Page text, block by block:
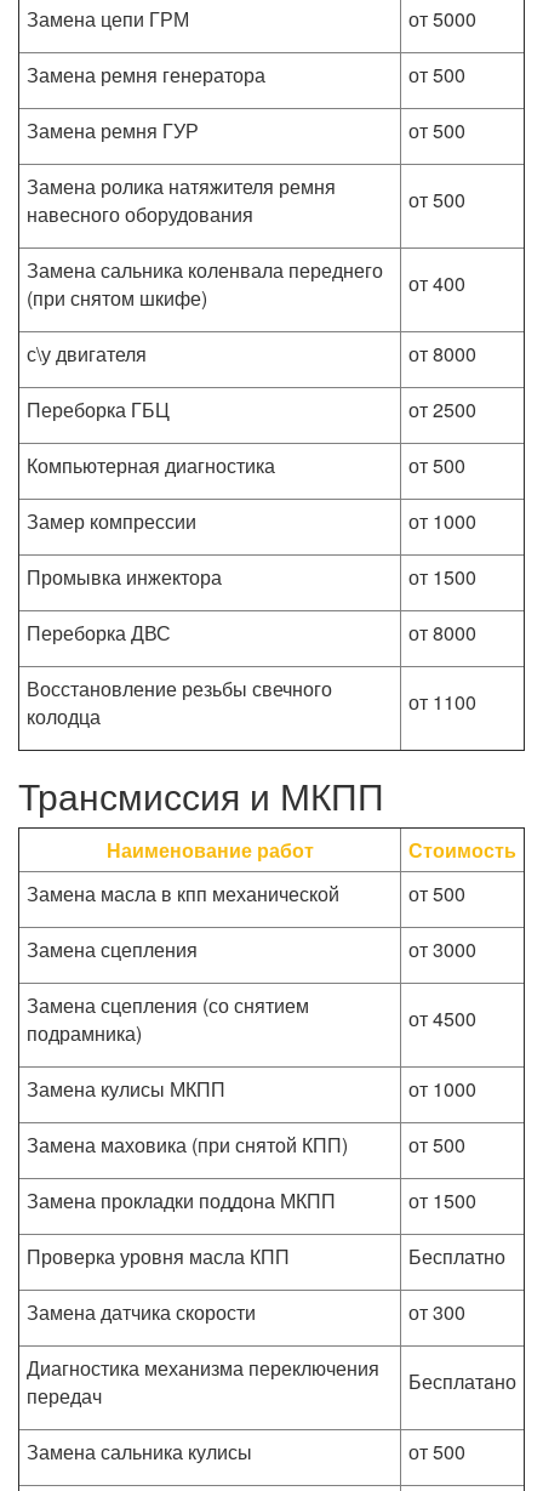
Замена цепи ГРМ
от 5000
Замена ремня генератора
от 500
Замена ремня ГУР
от 500
Замена ролика натяжителя ремня
навесного оборудования
от 500
Замена сальника коленвала переднего
(при снятом шкифе)
от 400
с\у двигателя
от 8000
Переборка ГБЦ
от 2500
Компьютерная диагностика
от 500
Замер компрессии
от 1000
Промывка инжектора
от 1500
Переборка ДВС
от 8000
Восстановление резьбы свечного
колодца
от 1100
Трансмиссия и МКПП
Наименование работ
Стоимость
Замена масла в кпп механической
от 500
Замена сцепления
от 3000
Замена сцепления (со снятием
подрамника)
от 4500
Замена кулисы МКПП
от 1000
Замена маховика (при снятой КПП)
от 500
Замена прокладки поддона МКПП
от 1500
Проверка уровня масла КПП
Бесплатно
Замена датчика скорости
от 300
Диагностика механизма переключения
передач
Бесплатaно
Замена сальника кулисы
от 500